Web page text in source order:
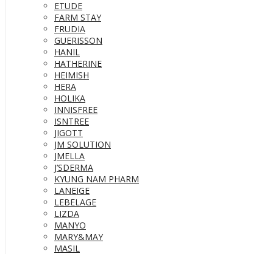
ETUDE
FARM STAY
FRUDIA
GUERISSON
HANIL
HATHERINE
HEIMISH
HERA
HOLIKA
INNISFREE
ISNTREE
JIGOTT
JM SOLUTION
JMELLA
J’SDERMA
KYUNG NAM PHARM
LANEIGE
LEBELAGE
LIZDA
MANYO
MARY&MAY
MASIL